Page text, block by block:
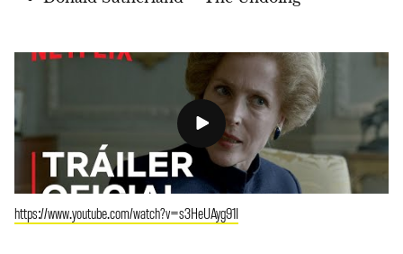
https://www.youtube.com/watch?v=s3HeUAyg91I